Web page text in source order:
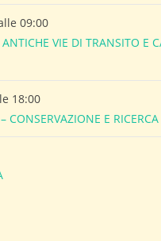
09:00
VIE DI TRANSITO E
18:00
CONSERVAZIONE E RICERCA